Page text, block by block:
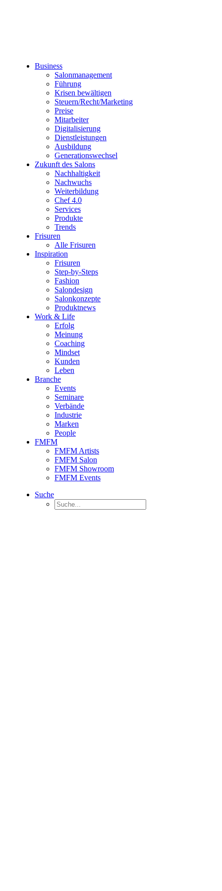
Business
Salonmanagement
Führung
Krisen bewältigen
Steuern/Recht/Marketing
Preise
Mitarbeiter
Digitalisierung
Dienstleistungen
Ausbildung
Generationswechsel
Zukunft des Salons
Nachhaltigkeit
Nachwuchs
Weiterbildung
Chef 4.0
Services
Produkte
Trends
Frisuren
Alle Frisuren
Inspiration
Frisuren
Step-by-Steps
Fashion
Salondesign
Salonkonzepte
Produktnews
Work & Life
Erfolg
Meinung
Coaching
Mindset
Kunden
Leben
Branche
Events
Seminare
Verbände
Industrie
Marken
People
FMFM
FMFM Artists
FMFM Salon
FMFM Showroom
FMFM Events
Suche